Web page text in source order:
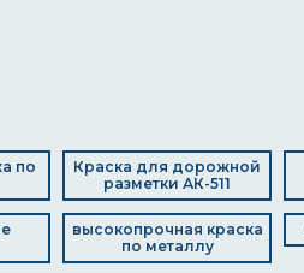
по
Краска для дорожной
разметки АК-511
высокопрочная краска
по металлу